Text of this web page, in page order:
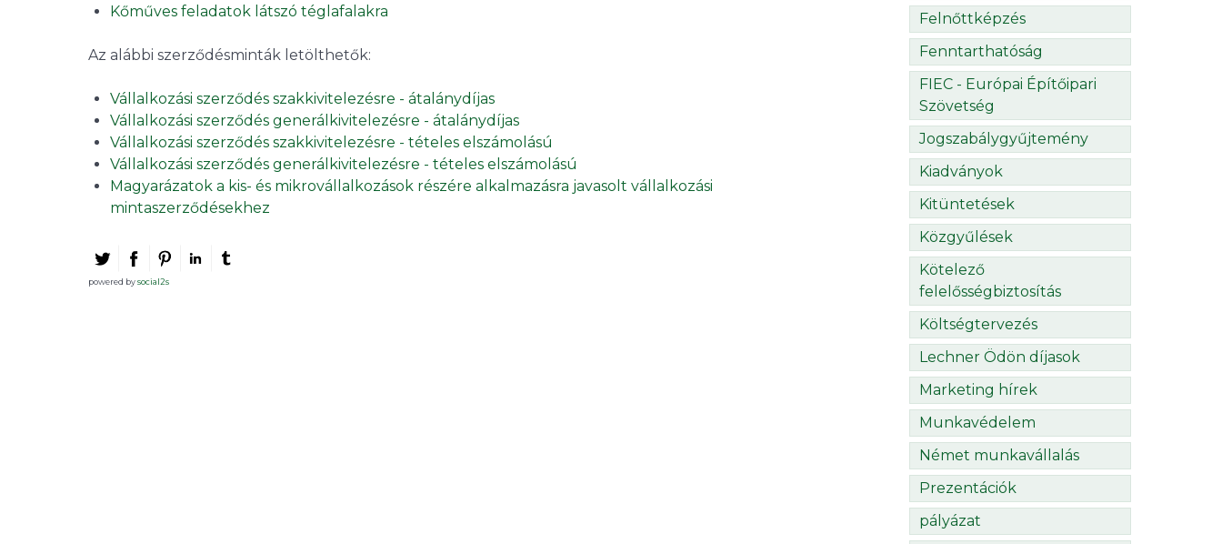
Kőműves feladatok látszó téglafalakra
Az alábbi szerződésminták letölthetők:
Vállalkozási szerződés szakkivitelezésre - átalánydíjas
Vállalkozási szerződés generálkivitelezésre - átalánydíjas
Vállalkozási szerződés szakkivitelezésre - tételes elszámolású
Vállalkozási szerződés generálkivitelezésre - tételes elszámolású
Magyarázatok a kis- és mikrovállalkozások részére alkalmazásra javasolt vállalkozási
mintaszerződésekhez
powered bysocial2s
Felnőttképzés
Fenntarthatóság
FIEC - Európai Építőipari
Szövetség
Jogszabálygyűjtemény
Kiadványok
Kitüntetések
Közgyűlések
Kötelező
felelősségbiztosítás
Költségtervezés
Lechner Ödön díjasok
Marketing hírek
Munkavédelem
Német munkavállalás
Prezentációk
pályázat